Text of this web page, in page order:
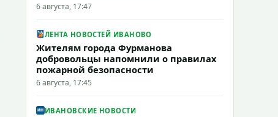
6 августа, 17:47
ЛЕНТА НОВОСТЕЙ ИВАНОВО
Жителям города Фурманова
добровольцы напомнили о правилах
пожарной безопасности
6 августа, 17:45
ИВАНОВСКИЕ НОВОСТИ